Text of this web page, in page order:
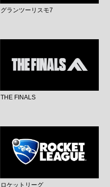
グランツーリスモ7
THE FINALS
ロケットリーグ